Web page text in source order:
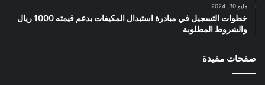
مايو 30, 2024
خطوات التسجيل في مبادرة استبدال المكيفات بدعم قيمته 1000 ريال
والشروط المطلوبة
صفحات مفيدة